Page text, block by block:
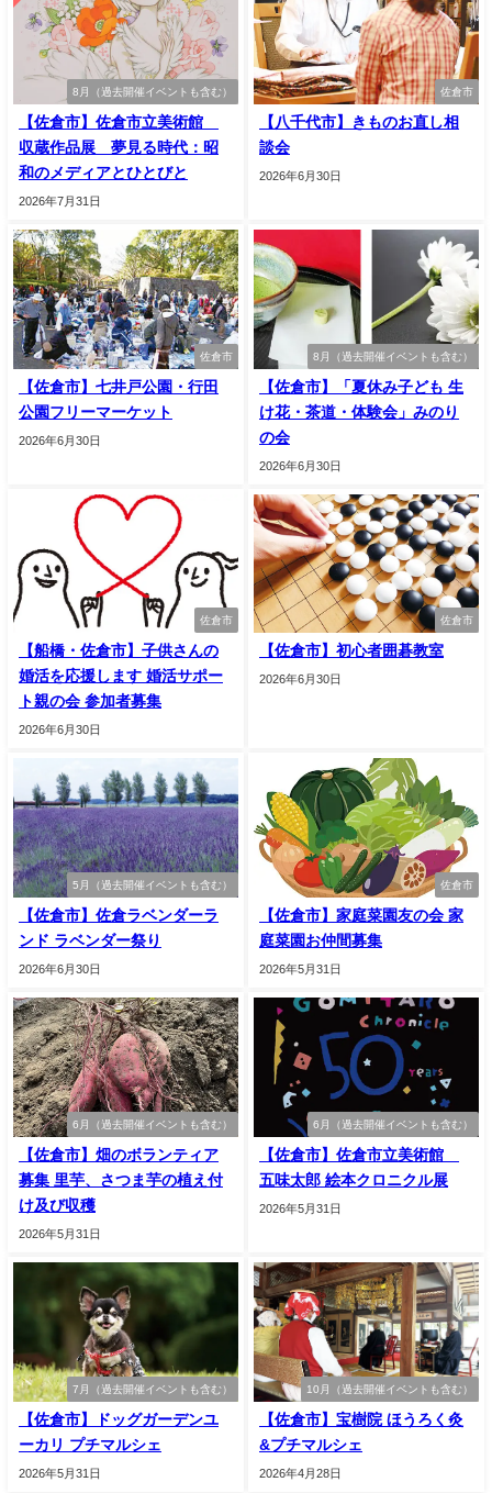
8月（過去開催イベントも含む）
【佐倉市】佐倉市立美術館
収蔵作品展 夢見る時代：昭
和のメディアとひとびと
2026年7月31日
佐倉市
【八千代市】きものお直し相
談会
2026年6月30日
佐倉市
【佐倉市】七井戸公園・行田
公園フリーマーケット
2026年6月30日
8月（過去開催イベントも含む）
【佐倉市】「夏休み子ども 生
け花・茶道・体験会」みのり
の会
2026年6月30日
佐倉市
【船橋・佐倉市】子供さんの
婚活を応援します 婚活サポー
ト親の会 参加者募集
2026年6月30日
佐倉市
【佐倉市】初心者囲碁教室
2026年6月30日
5月（過去開催イベントも含む）
【佐倉市】佐倉ラベンダーラ
ンド ラベンダー祭り
2026年6月30日
佐倉市
【佐倉市】家庭菜園友の会 家
庭菜園お仲間募集
2026年5月31日
6月（過去開催イベントも含む）
【佐倉市】畑のボランティア
募集 里芋、さつま芋の植え付
け及び収穫
2026年5月31日
6月（過去開催イベントも含む）
【佐倉市】佐倉市立美術館
五味太郎 絵本クロニクル展
2026年5月31日
7月（過去開催イベントも含む）
【佐倉市】ドッグガーデンユ
ーカリ プチマルシェ
2026年5月31日
10月（過去開催イベントも含む）
【佐倉市】宝樹院 ほうろく灸
&プチマルシェ
2026年4月28日